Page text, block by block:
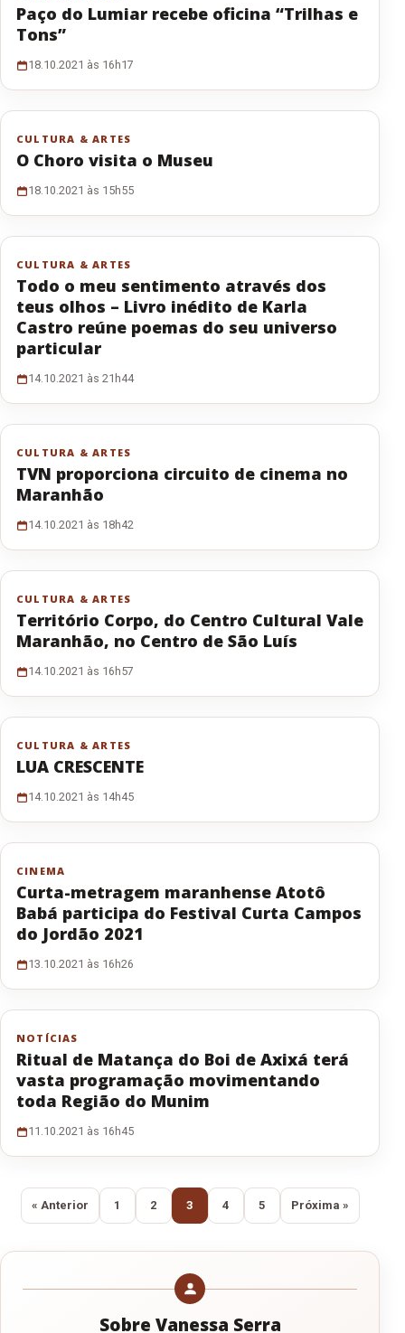
Paço do Lumiar recebe oficina “Trilhas e
Tons”
18.10.2021 às 16h17
CULTURA & ARTES
O Choro visita o Museu
18.10.2021 às 15h55
CULTURA & ARTES
Todo o meu sentimento através dos
teus olhos – Livro inédito de Karla
Castro reúne poemas do seu universo
particular
14.10.2021 às 21h44
CULTURA & ARTES
TVN proporciona circuito de cinema no
Maranhão
14.10.2021 às 18h42
CULTURA & ARTES
Território Corpo, do Centro Cultural Vale
Maranhão, no Centro de São Luís
14.10.2021 às 16h57
CULTURA & ARTES
LUA CRESCENTE
14.10.2021 às 14h45
CINEMA
Curta-metragem maranhense Atotô
Babá participa do Festival Curta Campos
do Jordão 2021
13.10.2021 às 16h26
NOTÍCIAS
Ritual de Matança do Boi de Axixá terá
vasta programação movimentando
toda Região do Munim
11.10.2021 às 16h45
Paginação de posts
« Anterior 1 2 3 4 5 Próxima »
Sobre Vanessa Serra